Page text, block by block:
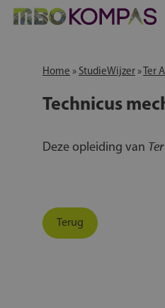
Home » StudieWijzer » Ter
Technicus
Deze opleiding van
Terug